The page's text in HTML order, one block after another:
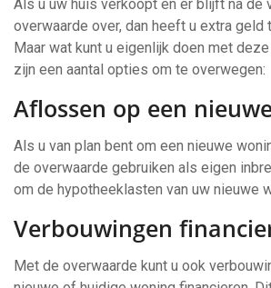
Als u uw huis verkoopt en er blijft na de
overwaarde over, dan heeft u extra geld
Maar wat kunt u eigenlijk doen met
zijn een aantal opties om te overwegen:
Aflossen op een
Als u van plan bent om een nieuwe
de overwaarde gebruiken als eigen
om de hypotheeklasten van uw nieuwe
Verbouwingen
Met de overwaarde kunt u ook